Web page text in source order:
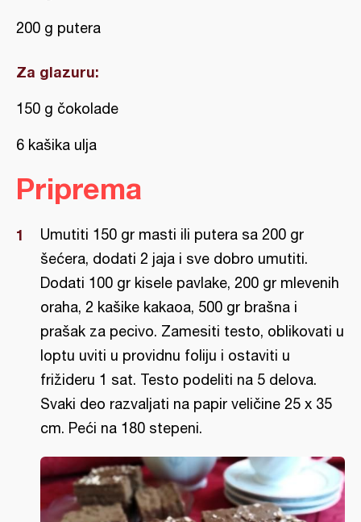
200 g putera
Za glazuru:
150 g čokolade
6 kašika ulja
Priprema
Umutiti 150 gr masti ili putera sa 200 gr
šećera, dodati 2 jaja i sve dobro umutiti.
Dodati 100 gr kisele pavlake, 200 gr mlevenih
oraha, 2 kašike kakaoa, 500 gr brašna i
prašak za pecivo. Zamesiti testo, oblikovati u
loptu uviti u providnu foliju i ostaviti u
frižideru 1 sat. Testo podeliti na 5 delova.
Svaki deo razvaljati na papir veličine 25 x 35
cm. Peći na 180 stepeni.